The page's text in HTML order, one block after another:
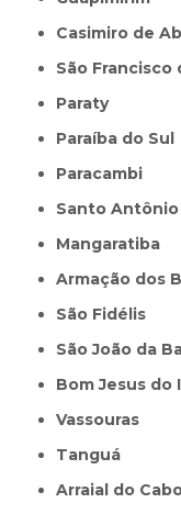
Casimiro de
São
Paraty
Paraíba do Sul
Paracambi
Santo
Mangaratiba
Armação dos
São Fidélis
São João da
Bom Jesus
Vassouras
Tanguá
Arraial do